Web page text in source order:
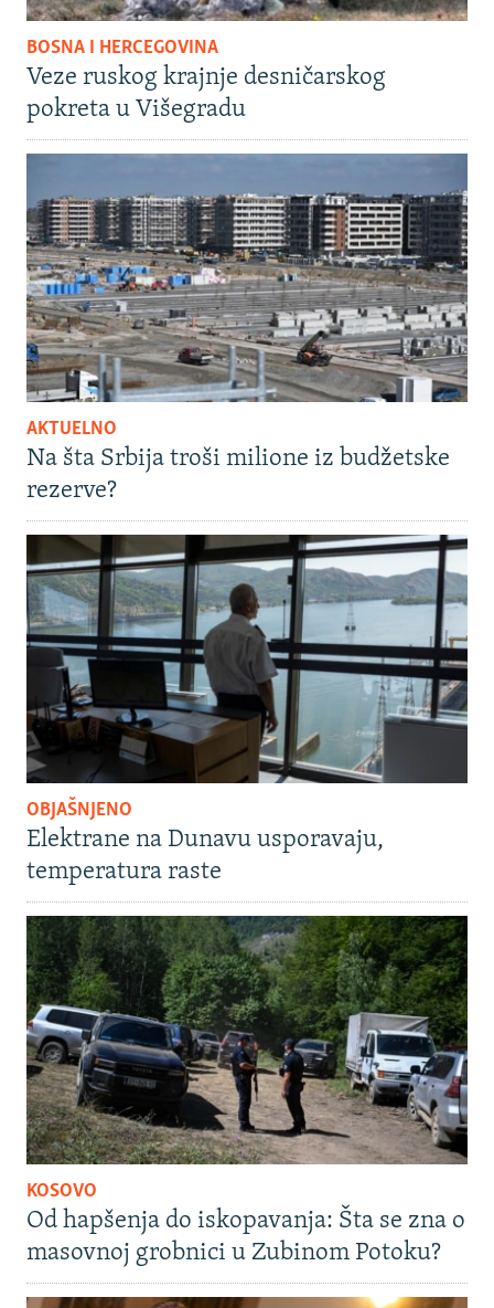
BOSNA I HERCEGOVINA
Veze ruskog krajnje desničarskog
pokreta u Višegradu
AKTUELNO
Na šta Srbija troši milione iz budžetske
rezerve?
OBJAŠNJENO
Elektrane na Dunavu usporavaju,
temperatura raste
KOSOVO
Od hapšenja do iskopavanja: Šta se zna o
masovnoj grobnici u Zubinom Potoku?